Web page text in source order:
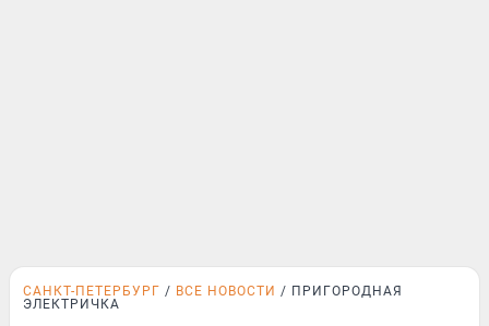
САНКТ-ПЕТЕРБУРГ ВСЕ НОВОСТИ
ПРИГОРОДНАЯ
ЭЛЕКТРИЧКА